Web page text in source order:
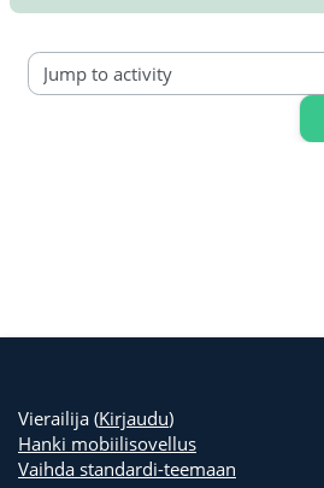
Jump to activity
Vierailija (Kirjaudu)
Hanki mobiilisovellus
Vaihda standardi-teemaan